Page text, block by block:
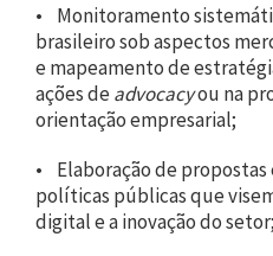
• Monitoramento
brasileiro sob aspectos
e mapeamento de
ações deadvocacyou na
orientação empresarial;
• Elaboração de propostas
políticas públicas que
digital e a inovação do setor;